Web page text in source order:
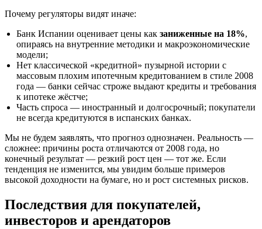
Почему регуляторы видят иначе:
Банк Испании оценивает цены как заниженные на 18%,
опираясь на внутренние методики и макроэкономические
модели;
Нет классической «кредитной» пузырной истории с
массовым плохим ипотечным кредитованием в стиле 2008
года — банки сейчас строже выдают кредиты и требования
к ипотеке жёстче;
Часть спроса — иностранный и долгосрочный; покупатели
не всегда кредитуются в испанских банках.
Мы не будем заявлять, что прогноз однозначен. Реальность —
сложнее: причины роста отличаются от 2008 года, но
конечный результат — резкий рост цен — тот же. Если
тенденция не изменится, мы увидим больше примеров
высокой доходности на бумаге, но и рост системных рисков.
Последствия для покупателей,
инвесторов и арендаторов